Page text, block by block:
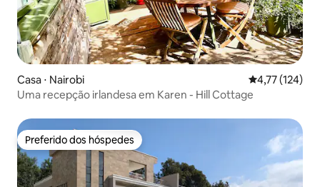
Casa ⋅ Nairobi 4,77 de uma
4,77 (124)
Uma recepção irlandesa em Karen - Hill Cottage
Preferido dos hóspedes
Preferido dos hóspedes